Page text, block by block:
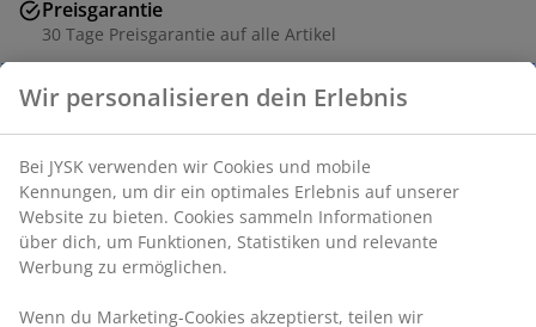
Preisgarantie
30 Tage Preisgarantie auf alle Artikel
Schnelle und unkomplizierte Lieferung
Artikelnummer: 6823502
Wir personalisieren dein Erlebnis
Bei JYSK verwenden wir Cookies und mobile Kennungen,
um dir ein optimales Erlebnis auf unserer Website zu
bieten. Cookies sammeln Informationen über dich, um